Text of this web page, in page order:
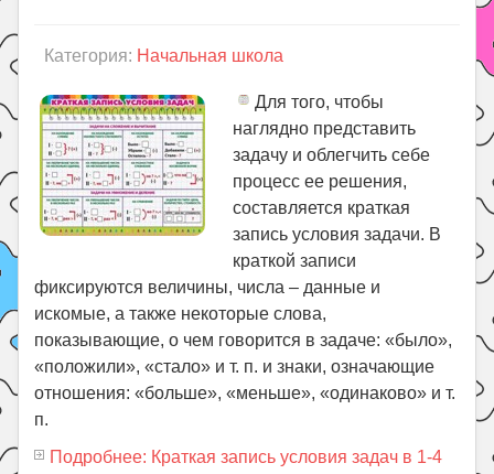
Категория: Начальная школа
Для того, чтобы
наглядно представить
задачу и облегчить себе
процесс ее решения,
составляется краткая
запись условия задачи. В
краткой записи
фиксируются величины, числа – данные и
искомые, а также некоторые слова,
показывающие, о чем говорится в задаче: «было»,
«положили», «стало» и т. п. и знаки, означающие
отношения: «больше», «меньше», «одинаково» и т.
п.
Подробнее: Краткая запись условия задач в 1-4